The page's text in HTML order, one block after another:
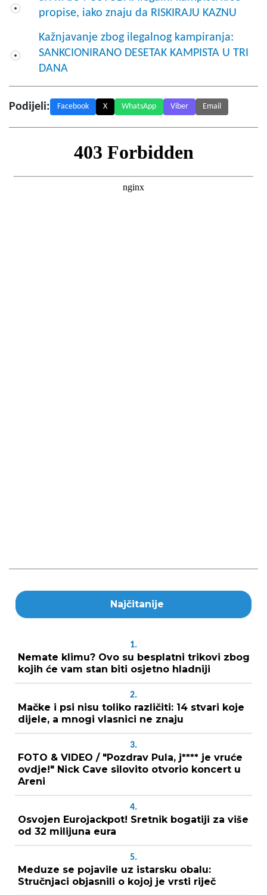
propise, iako znaju da RISKIRAJU KAZNU
Kažnjavanje zbog ilegalnog kampiranja:
SANKCIONIRANO DESETAK KAMPISTA U TRI
DANA
Podijeli: Facebook X WhatsApp Viber Email
Najčitanije
1.
Nemate klimu? Ovo su besplatni trikovi zbog
kojih će vam stan biti osjetno hladniji
2.
Mačke i psi nisu toliko različiti: 14 stvari koje
dijele, a mnogi vlasnici ne znaju
3.
FOTO & VIDEO / "Pozdrav Pula, j**** je vruće
ovdje!" Nick Cave silovito otvorio koncert u
Areni
4.
Osvojen Eurojackpot! Sretnik bogatiji za više
od 32 milijuna eura
5.
Meduze se pojavile uz istarsku obalu:
Stručnjaci objasnili o kojoj je vrsti riječ